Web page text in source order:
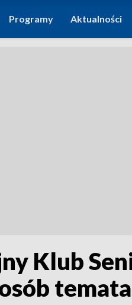
Programy Aktualności
Klub